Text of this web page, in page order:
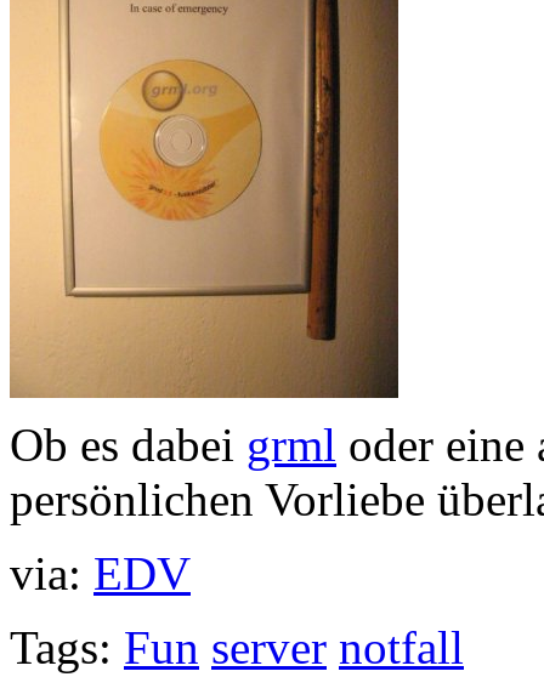
Ob es dabei grml oder
persönlichen Vorliebe
via: EDV
Tags: Fun server notfall